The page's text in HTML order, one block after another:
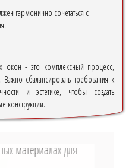
гармонично сочетаться с
окон - это комплексный процесс,
сбалансировать требования к
и эстетике, чтобы создать
конструкции.
материалах для